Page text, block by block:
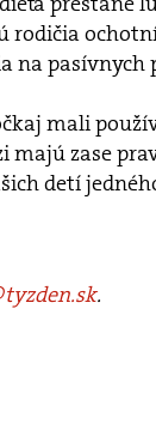
rodičia
na pasívnych
mali
majú zase
detí
.